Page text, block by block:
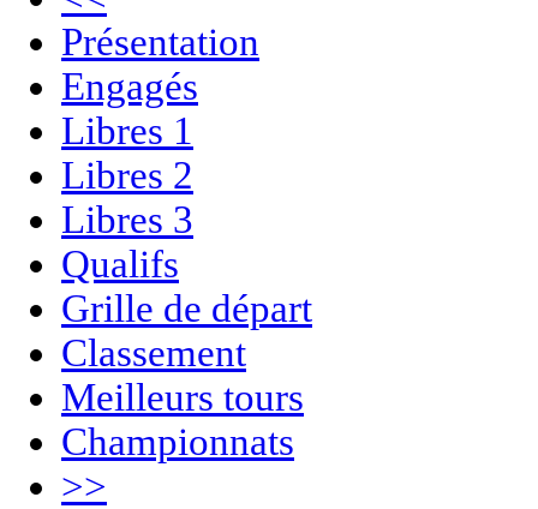
Présentation
Engagés
Libres 1
Libres 2
Libres 3
Qualifs
Grille de départ
Classement
Meilleurs tours
Championnats
>>